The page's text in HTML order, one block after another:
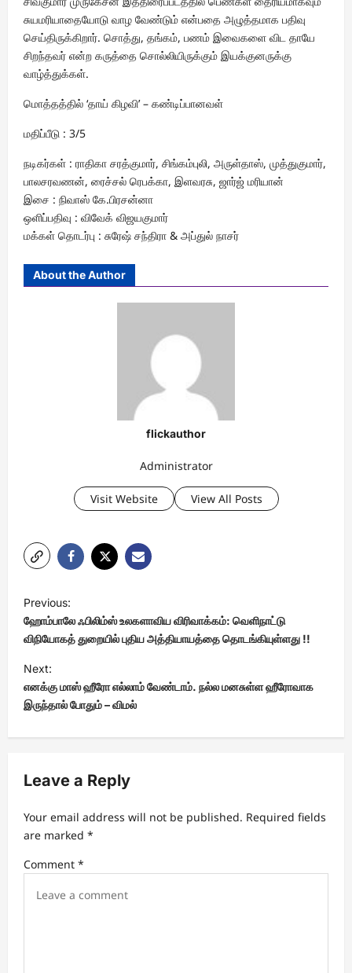
சுயமரியாதையோடு வாழ வேண்டும் என்பதை அழுத்தமாக பதிவு
செய்திருக்கிறார். சொத்து, தங்கம், பணம் இவைகளை விட தாயே
சிறந்தவர் என்ற கருத்தை சொல்லியிருக்கும் இயக்குனருக்கு
வாழ்த்துக்கள்.
மொத்தத்தில் ‘தாய் கிழவி’ – கண்டிப்பானவள்
மதிப்பீடு : 3/5
நடிகர்கள் : ராதிகா சரத்குமார், சிங்கம்புலி, அருள்தாஸ், முத்துகுமார்,
பாலசரவணன், ரைச்சல் ரெபக்கா, இளவரசு, ஜார்ஜ் மரியான்
இசை : நிவாஸ் கே.பிரசன்னா
ஒளிப்பதிவு : விவேக் விஜயகுமார்
மக்கள் தொடர்பு : சுரேஷ் சந்திரா & அப்துல் நாசர்
About the Author
flickauthor
Administrator
Visit Website View All Posts
o
s
t
n
a
v
g
a
t
i
Previous:
ஹோம்பாலே ஃபிலிம்ஸ் உலகளாவிய விரிவாக்கம்: வெளிநாட்டு
விநியோகத் துறையில் புதிய அத்தியாயத்தை தொடங்கியுள்ளது !!
Next:
எனக்கு மாஸ் ஹீரோ எல்லாம் வேண்டாம். நல்ல மனசுள்ள ஹீரோவாக
இருந்தால் போதும் – விமல்
Leave a Reply
Your email address will not be published. Required fields
are marked *
Comment *